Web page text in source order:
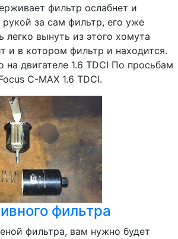
фильтр ослабнет и
за сам фильтр, его уже
легко вынуть из этого хомута
и в котором фильтр и находится.
на двигателе 1.6 TDCI По просьбам
C-MAX 1.6 TDCI.
фильтра
фильтра, вам нужно будет